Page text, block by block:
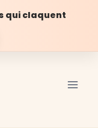
qui claquent